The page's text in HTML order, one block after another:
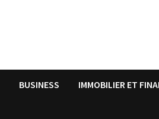
BUSINESS IMMOBILIER ET